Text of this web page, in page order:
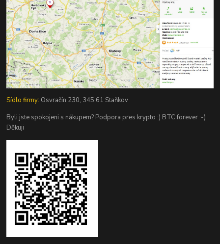
Sídlo firmy: Osvračín 230, 345 61 Staňkov
Byli jste spokojeni s nákupem? Podpora pres krypto :) BTC forever :-)
Děkuji